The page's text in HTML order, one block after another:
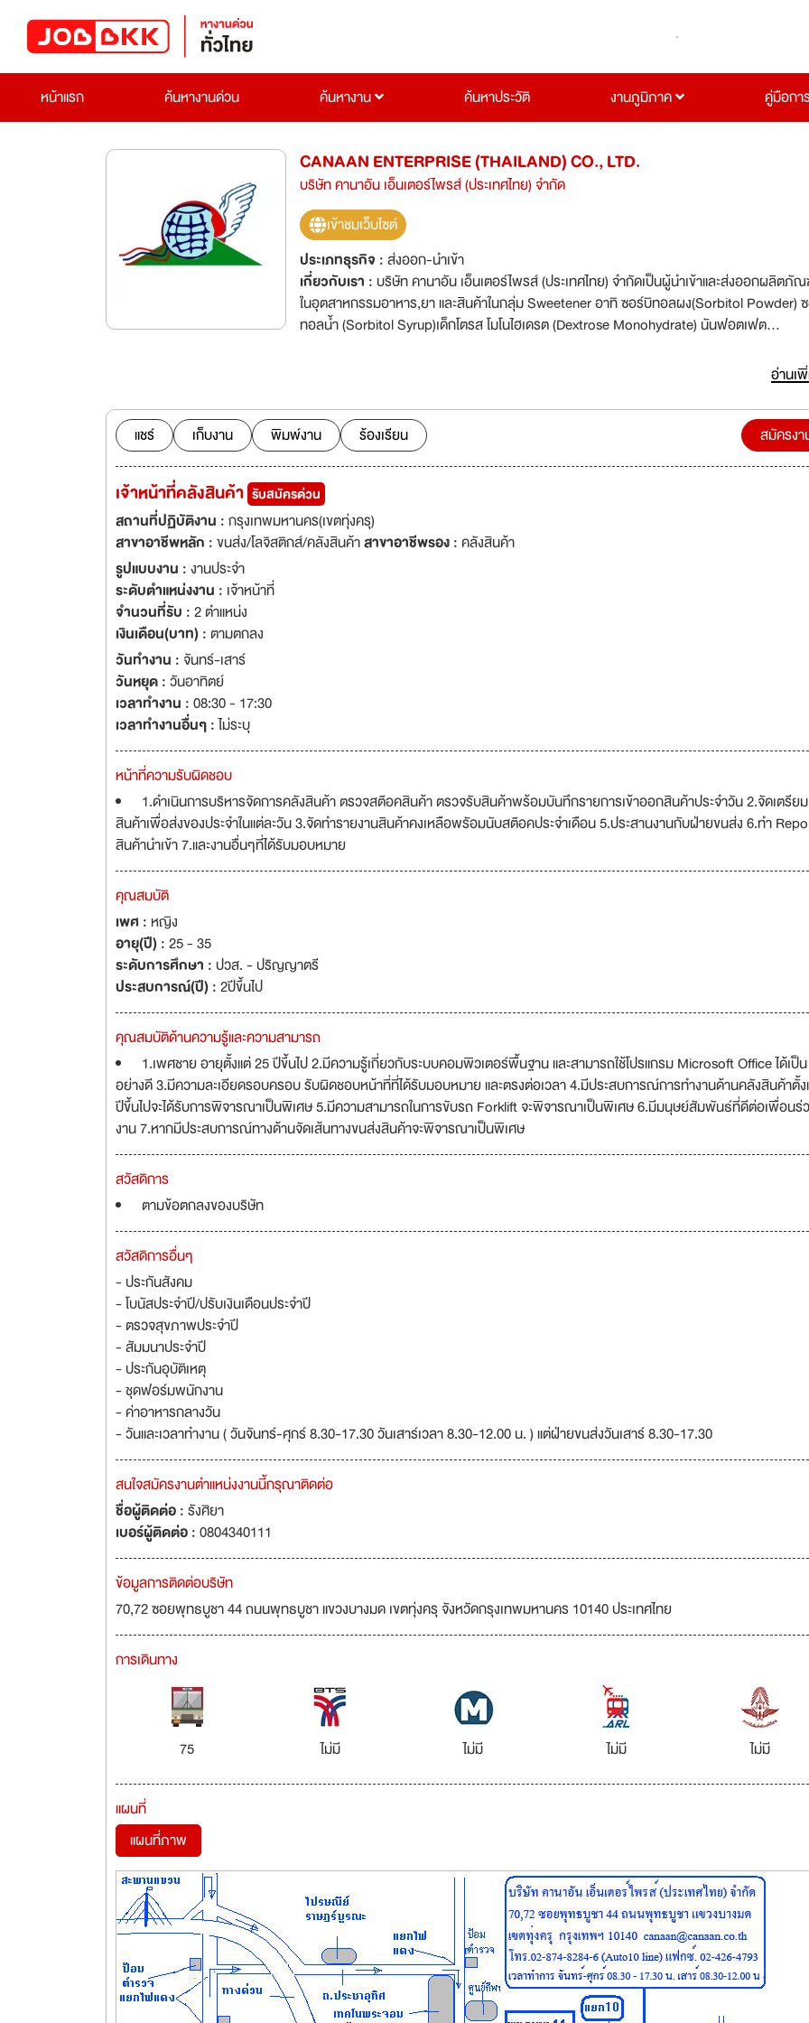
หน้าแรก
ค้นหางานด่วน ค้นหางาน ค้นหาประวัติ งานภูมิภาค คู่มือกา
CANAAN ENTERPRISE (THAILAND) CO., LTD.
บริษัท คานาอัน เอ็นเตอร์ไพรส์ (ประเทศไทย) จำกัด
เข้าชมเว็บไซต์
ประเภทธุรกิจ :ส่งออก-นำเข้า
เกี่ยวกับเรา :บริษัท คานาอัน เอ็นเตอร์ไพรส์ (ประเทศไทย) จำกัดเป็นผู้นำเข้าและส่งออกผลิตภั
ในอุตสาหกรรมอาหาร,ยา และสินค้าในกลุ่ม Sweetener อาทิ ซอร์บิทอลผง(Sorbitol Powder)
ทอลน้ำ (Sorbitol Syrup)เด็กโตรส โมโนไฮเดรต (Dextrose Monohydrate) นันฟอตเฟต
อ่านเ
แชร์ เก็บงาน พิมพ์งาน ร้องเรียน สมัครง
เจ้าหน้าที่คลังสินค้า รับสมัครด่วน
สถานที่ปฏิบัติงาน :กรุงเทพมหานคร(เขตทุ่งครุ)
สาขาอาชีพหลัก :ขนส่ง/โลจิสติกส์/คลังสินค้าสาขาอาชีพรอง :คลังสินค้า
รูปแบบงาน :งานประจำ
ระดับตำแหน่งงาน : เจ้าหน้าที่
จำนวนที่รับ :2 ตำแหน่ง
เงินเดือน(บาท) :ตามตกลง
วันทำงาน : จันทร์-เสาร์
วันหยุด :วันอาทิตย์
เวลาทำงาน :08:30 - 17:30
เวลาทำงานอื่นๆ :ไม่ระบุ
หน้าที่ความรับผิดชอบ
1.ดำเนินการบริหารจัดการคลังสินค้า ตรวจสต๊อคสินค้า ตรวจรับสินค้าพร้อมบันทึกรายการเข้าออกสินค้าประจำวัน 2.จัดเตรียม
สินค้าเพื่อส่งของประจำในแต่ละวัน 3.จัดทำรายงานสินค้าคงเหลือพรัอมนับสต๊อคประจำเดือน 5.ประสานงานกับฝ่ายขนส่ง 6.ทำ
สินค้านำเข้า 7.และงานอื่นๆที่ได้รับมอบหมาย
คุณสมบัติ
เพศ :หญิง
อายุ(ปี) :25 - 35
ระดับการศึกษา :ปวส. - ปริญญาตรี
ประสบการณ์(ปี) :2ปีขึ้นไป
คุณสมบัติด้านความรู้และความสามารถ
1.เพศชาย อายุตั้งแต่ 25 ปีขึ้นไป 2.มีความรู้เกี่ยวกับระบบคอมพิวเตอร์พื้นฐาน และสามารถใช้โปรแกรม Microsoft Office ได้เป็น
อย่างดี 3.มีความละเอียดรอบครอบ รับผิดชอบหน้าที่ที่ได้รับมอบหมาย และตรงต่อเวลา 4.มีประสบการณ์การทำงานด้านคลังสินค้าตั้ง
ปีขึ้นไปจะได้รับการพิจารณาเป็นพิเศษ 5.มีความสามารถในการขับรถ Forklift จะพิจารณาเป็นพิเศษ 6.มีมนุษย์สัมพันธ์ที่ดีต่อเพื่อนร่
งาน 7.หากมีประสบการณ์ทางด้านจัดเส้นทางขนส่งสินค้าจะพิจารณาเป็นพิเศษ
สวัสดิการ
ตามข้อตกลงของบริษัท
สวัสดิการอื่นๆ
- ประกันสังคม
- โบนัสประจำปี/ปรับเงินเดือนประจำปี
- ตรวจสุขภาพประจำปี
- สัมมนาประจำปี
- ประกันอุบัติเหตุ
- ชุดฟอร์มพนักงาน
- ค่าอาหารกลางวัน
- วันและเวลาทำงาน ( วันจันทร์-ศุกร์ 8.30-17.30 วันเสาร์เวลา 8.30-12.00 น. ) แต่ฝ่ายขนส่งวันเสาร์ 8.30-17.30
สนใจสมัครงานตำแหน่งงานนี้กรุณาติดต่อ
ชื่อผู้ติดต่อ :รังศิยา
เบอร์ผู้ติดต่อ :0804340111
ข้อมูลการติดต่อบริษัท
70,72 ซอยพุทธบูชา 44 ถนนพุทธบูชา แขวงบางมด เขตทุ่งครุ จังหวัดกรุงเทพมหานคร 10140 ประเทศไทย
การเดินทาง
75 ไม่มี ไม่มี ไม่มี ไม่มี
แผนที่
แผนที่ภาพ